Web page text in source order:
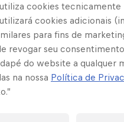
cookies tecnicamente
cookies adicionais
para fins de
revogar seu
do website a qualquer
na nossa Política de